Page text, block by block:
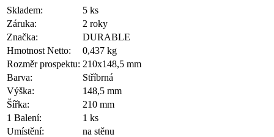
Skladem:
5 ks
Záruka:
2 roky
Značka:
DURABLE
Hmotnost Netto:
0,437 kg
Rozměr prospektu: 210x148,5 mm
Barva:
Stříbrná
Výška:
148,5 mm
Šířka:
210 mm
1 Balení:
1 ks
Umístění:
na stěnu